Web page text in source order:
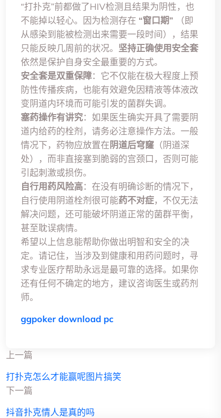
“打扑克”前都做了HIV检测且结果为阴性，也
不能掉以轻心。因为检测存在 “窗口期” （即
从感染到能被检测出来需要一段时间），结果
只能反映几周前的状况。 坚持正确使用安全套
依然是保护自身安全最重要的方式。
安全套是双重保障：它不仅能在极大程度上预
防性传播疾病，也能有效避免因精液等体液改
变阴道内环境而可能引发的菌群失调。
塞药操作有讲究：如果医生确实开具了需要阴
道内给药的栓剂，请务必注意操作方法。一般
情况下，药物应放置在阴道后穹窿 （阴道深
处），而非直接塞到脆弱的宫颈口，否则可能
引起刺激或损伤。
自行用药风险高：在没有明确诊断的情况下，
自行使用阴道栓剂很可能药不对症，不仅无法
解决问题，还可能破坏阴道正常的菌群平衡，
甚至耽误病情。
希望以上信息能帮助你做出明智和安全的决
定。请记住，当涉及到健康和用药问题时，寻
求专业医疗帮助永远是最可靠的选择。如果你
还有任何不确定的地方，建议咨询医生或药剂
师。
ggpoker download pc
上一篇
打扑克怎么才能赢呢图片搞笑
下一篇
抖音扑克情人是真的吗